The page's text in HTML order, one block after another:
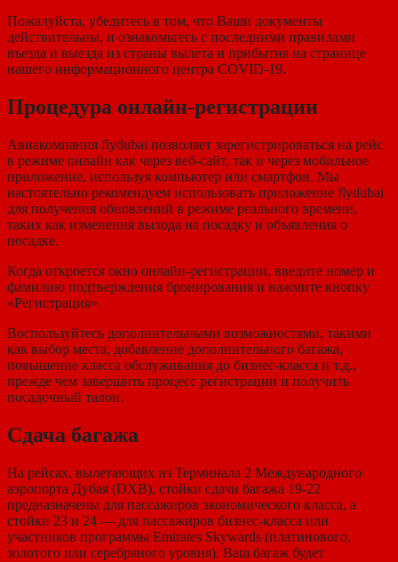
Пожалуйста, убедитесь в том, что Ваши документы
действительны, и ознакомьтесь с последними правилами
въезда и выезда из страны вылета и прибытия на странице
нашего информационного центра COVID-19.
Процедура онлайн-регистрации
Авиакомпания flydubai позволяет зарегистрироваться на рейс
в режиме онлайн как через веб-сайт, так и через мобильное
приложение, используя компьютер или смартфон. Мы
настоятельно рекомендуем использовать приложение flydubai
для получения обновлений в режиме реального времени,
таких как изменения выхода на посадку и объявления о
посадке.
Когда откроется окно онлайн-регистрации, введите номер и
фамилию подтверждения бронирования и нажмите кнопку
«Регистрация».
Воспользуйтесь дополнительными возможностями, такими
как выбор места, добавление дополнительного багажа,
повышение класса обслуживания до бизнес-класса и т.д.,
прежде чем завершить процесс регистрации и получить
посадочный талон.
Сдача багажа
На рейсах, вылетающих из Терминала 2 Международного
аэропорта Дубая (DXB), стойки сдачи багажа 19-22
предназначены для пассажиров экономического класса, а
стойки 23 и 24 — для пассажиров бизнес-класса или
участников программы Emirates Skywards (платинового,
золотого или серебряного уровня). Ваш багаж будет